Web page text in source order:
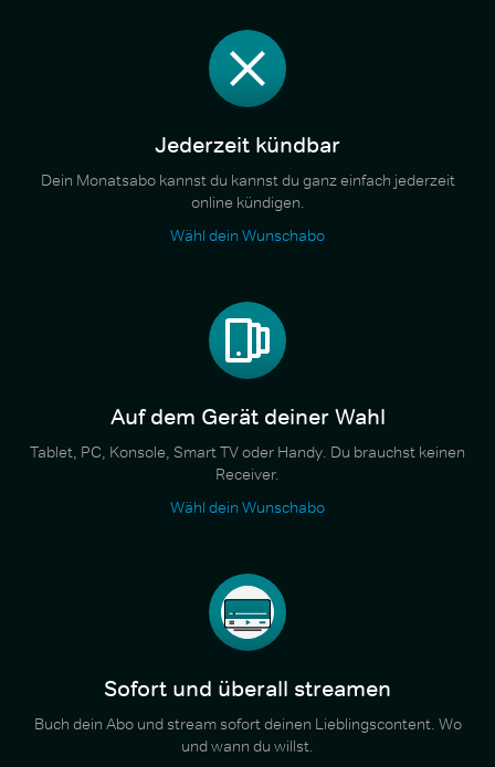
Jederzeit kündbar
Dein Monatsabo kannst du kannst du ganz einfach jederzeit
online kündigen.
Wähl dein Wunschabo
Auf dem Gerät deiner Wahl
Tablet, PC, Konsole, Smart TV oder Handy. Du brauchst keinen
Receiver.
Wähl dein Wunschabo
Sofort und überall streamen
Buch dein Abo und stream sofort deinen Lieblingscontent. Wo
und wann du willst.